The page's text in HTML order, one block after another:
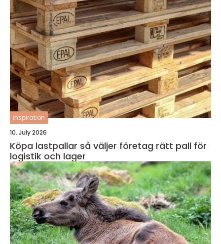
inspiration
10. July 2026
Köpa lastpallar så väljer företag rätt pall för
logistik och lager